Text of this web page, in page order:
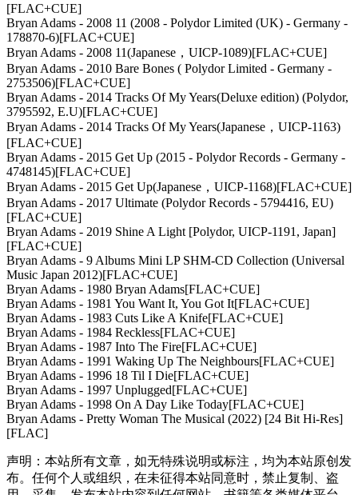
[FLAC+CUE]
Bryan Adams - 2008 11 (2008 - Polydor Limited (UK) - Germany -
178870-6)[FLAC+CUE]
Bryan Adams - 2008 11(Japanese，UICP-1089)[FLAC+CUE]
Bryan Adams - 2010 Bare Bones ( Polydor Limited - Germany -
2753506)[FLAC+CUE]
Bryan Adams - 2014 Tracks Of My Years(Deluxe edition) (Polydor,
3795592, E.U)[FLAC+CUE]
Bryan Adams - 2014 Tracks Of My Years(Japanese，UICP-1163)
[FLAC+CUE]
Bryan Adams - 2015 Get Up (2015 - Polydor Records - Germany -
4748145)[FLAC+CUE]
Bryan Adams - 2015 Get Up(Japanese，UICP-1168)[FLAC+CUE]
Bryan Adams - 2017 Ultimate (Polydor Records - 5794416, EU)
[FLAC+CUE]
Bryan Adams - 2019 Shine A Light [Polydor, UICP-1191, Japan]
[FLAC+CUE]
Bryan Adams - 9 Albums Mini LP SHM-CD Collection (Universal
Music Japan 2012)[FLAC+CUE]
Bryan Adams - 1980 Bryan Adams[FLAC+CUE]
Bryan Adams - 1981 You Want It, You Got It[FLAC+CUE]
Bryan Adams - 1983 Cuts Like A Knife[FLAC+CUE]
Bryan Adams - 1984 Reckless[FLAC+CUE]
Bryan Adams - 1987 Into The Fire[FLAC+CUE]
Bryan Adams - 1991 Waking Up The Neighbours[FLAC+CUE]
Bryan Adams - 1996 18 Til I Die[FLAC+CUE]
Bryan Adams - 1997 Unplugged[FLAC+CUE]
Bryan Adams - 1998 On A Day Like Today[FLAC+CUE]
Bryan Adams - Pretty Woman The Musical (2022) [24 Bit Hi-Res]
[FLAC]
声明：本站所有文章，如无特殊说明或标注，均为本站原创发
布。任何个人或组织，在未征得本站同意时，禁止复制、盗